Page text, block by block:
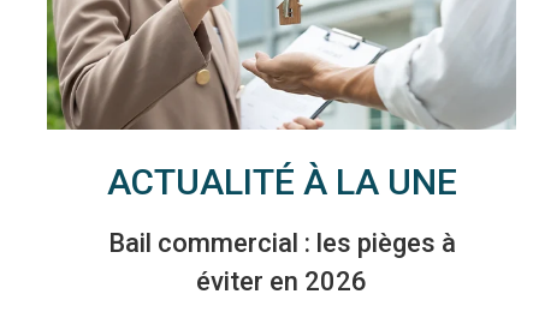
ACTUALITÉ À LA UNE
Bail commercial : les pièges à
éviter en 2026